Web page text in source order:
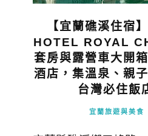
【宜蘭礁溪住宿
HOTEL ROYAL
套房與露營車大開
酒店，集溫泉、親
台灣必住飯
宜蘭旅遊與美食